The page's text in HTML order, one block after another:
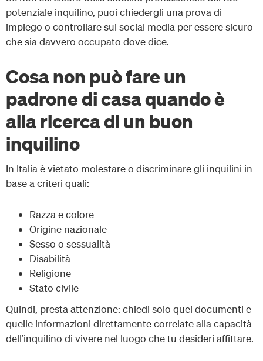
potenziale inquilino, puoi chiedergli una prova di
impiego o controllare sui social media per essere sicuro
che sia davvero occupato dove dice.
Cosa non può fare un
padrone di casa quando è
alla ricerca di un buon
inquilino
In Italia è vietato molestare o discriminare gli inquilini in
base a criteri quali:
Razza e colore
Origine nazionale
Sesso o sessualità
Disabilità
Religione
Stato civile
Quindi, presta attenzione: chiedi solo quei documenti e
quelle informazioni direttamente correlate alla capacità
dell’inquilino di vivere nel luogo che tu desideri affittare.